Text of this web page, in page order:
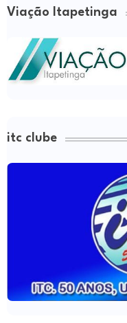
Viação Itapetinga
itc clube